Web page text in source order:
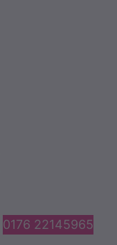
0176 22145965